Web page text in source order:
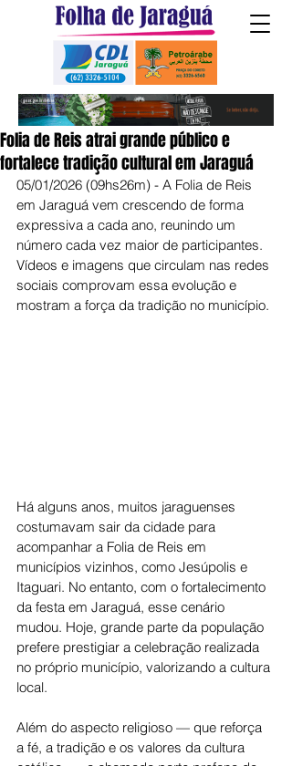
Folia de Reis atrai grande público e
fortalece tradição cultural em Jaraguá
05/01/2026 (09hs26m) - A Folia de Reis
em Jaraguá vem crescendo de forma
expressiva a cada ano, reunindo um
número cada vez maior de participantes.
Vídeos e imagens que circulam nas redes
sociais comprovam essa evolução e
mostram a força da tradição no município.
Há alguns anos, muitos jaraguenses
costumavam sair da cidade para
acompanhar a Folia de Reis em
municípios vizinhos, como Jesúpolis e
Itaguari. No entanto, com o fortalecimento
da festa em Jaraguá, esse cenário
mudou. Hoje, grande parte da população
prefere prestigiar a celebração realizada
no próprio município, valorizando a cultura
local.
Além do aspecto religioso — que reforça
a fé, a tradição e os valores da cultura